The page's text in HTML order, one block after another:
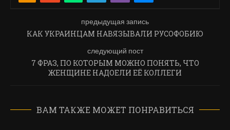
предыдущая запись
КАК УКРАИНЦАМ НАВЯЗЫВАЛИ РУСОФОБИЮ
следующий пост
7 ФРАЗ, ПО КОТОРЫМ МОЖНО ПОНЯТЬ, ЧТО
ЖЕНЩИНЕ НАДОЕЛИ ЕЁ КОЛЛЕГИ
ВАМ ТАКЖЕ МОЖЕТ ПОНРАВИТЬСЯ